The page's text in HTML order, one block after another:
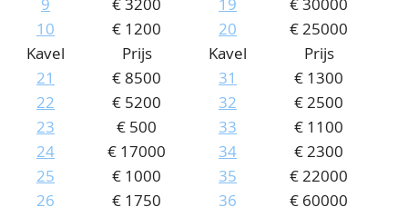
10
€ 1200
20
€ 25000
Kavel
Prijs
21
€ 8500
22
€ 5200
23
€ 500
24
€ 17000
25
€ 1000
26
€ 1750
Kavel
Prijs
31
€ 1300
32
€ 2500
33
€ 1100
34
€ 2300
35
€ 22000
36
€ 60000